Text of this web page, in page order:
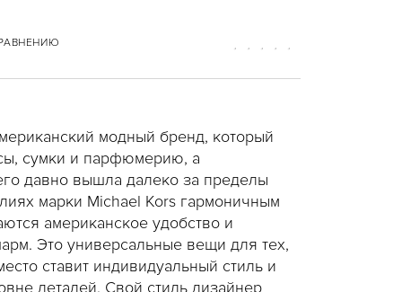
модный бренд, который
сумки и парфюмерию, а
давно вышла далеко за пределы
марки Michael Kors гармоничным
американское удобство и
Это универсальные вещи для тех,
ставит индивидуальный стиль и
деталей. Свой стиль дизайнер